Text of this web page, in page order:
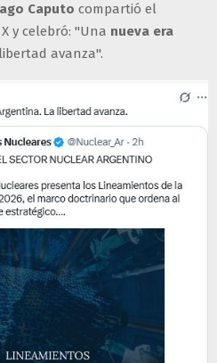
Caputo compartió el
y celebró: "Una nueva era
avanza".